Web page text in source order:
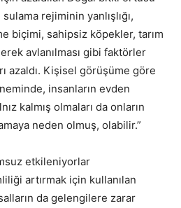
rejiminin yanlışlığı,
biçimi, sahipsiz köpekler, tarım
avlanılması gibi faktörler
azaldı. Kişisel görüşüme göre
insanların evden
kalmış olmaları da onların
neden olmuş, olabilir.”
etkileniyorlar
artırmak için kullanılan
da gelengilere zarar